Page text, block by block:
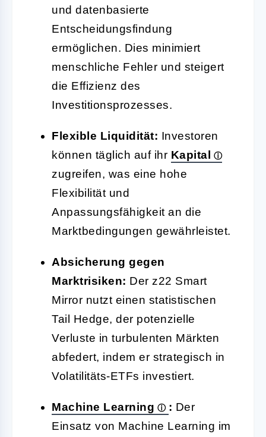
und datenbasierte
Entscheidungsfindung
ermöglichen. Dies minimiert
menschliche Fehler und steigert
die Effizienz des
Investitionsprozesses.
Flexible Liquidität: Investoren
können täglich auf ihr Kapital
zugreifen, was eine hohe
Flexibilität und
Anpassungsfähigkeit an die
Marktbedingungen gewährleistet.
Absicherung gegen
Marktrisiken: Der z22 Smart
Mirror nutzt einen statistischen
Tail Hedge, der potenzielle
Verluste in turbulenten Märkten
abfedert, indem er strategisch in
Volatilitäts-ETFs investiert.
Machine Learning : Der
Einsatz von Machine Learning im